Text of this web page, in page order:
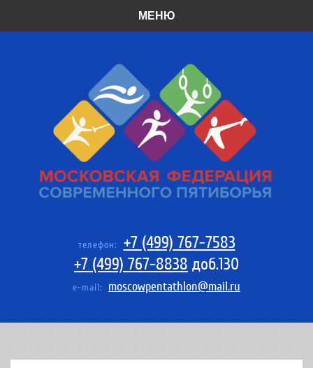
МЕНЮ
телефон:
+7 (499) 767-7583
+7 (499) 767-8838 доб.130
e-mail: moscowpentathlon@mail.ru